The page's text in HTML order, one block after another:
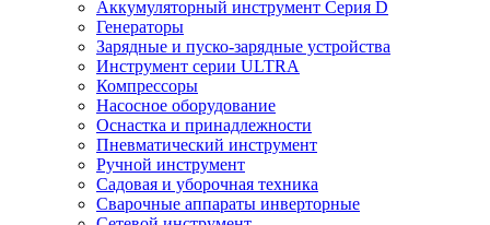
Аккумуляторный инструмент Серия D
Генераторы
Зарядные и пуско-зарядные устройства
Инструмент серии ULTRA
Компрессоры
Насосное оборудование
Оснастка и принадлежности
Пневматический инструмент
Ручной инструмент
Садовая и уборочная техника
Сварочные аппараты инверторные